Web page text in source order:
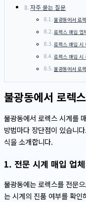
자주 묻는 질문
불광동에서 로
로렉스 매입 업
로렉스 매입 시
로렉스 매입 시
불광동에서 로
불광동에서 로렉
불광동에서 로렉스 시계를
방법마다 장단점이 있습니
식을 소개합니다.
1. 전문 시계 매입 업
불광동에는 로렉스를 전문
는 시계의 진품 여부를 확